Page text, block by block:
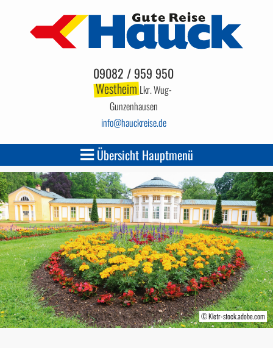
09082 / 959 950
WestheimLkr. Wug-
Gunzenhausen
info hauckreise.de
Übersicht Hauptmenü
© pyty-fotolia.com
© Xaver Klaussner - stock.adobe.com
© Kletr-stock.adobe.com
© Databaze KISML